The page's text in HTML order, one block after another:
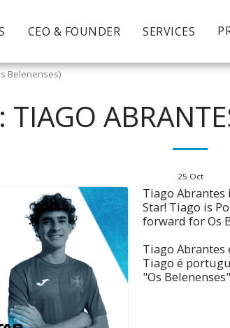
CEO & FOUNDER SERVICES
Belenenses)
TIAGO
25 Oct
Tiago
Star! Tiago is
forward for Os
Tiago Abrantes
Tiago é
"Os